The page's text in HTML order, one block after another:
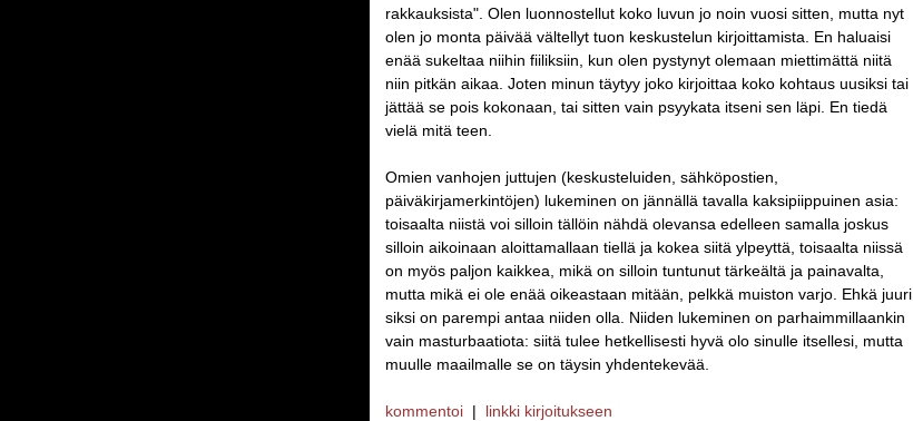
rakkauksista". Olen luonnostellut koko luvun jo noin vuosi sitten, mutta nyt
olen jo monta päivää vältellyt tuon keskustelun kirjoittamista. En haluaisi
enää sukeltaa niihin fiiliksiin, kun olen pystynyt olemaan miettimättä niitä
niin pitkän aikaa. Joten minun täytyy joko kirjoittaa koko kohtaus uusiksi tai
jättää se pois kokonaan, tai sitten vain psyykata itseni sen läpi. En tiedä
vielä mitä teen.
Omien vanhojen juttujen (keskusteluiden, sähköpostien,
päiväkirjamerkintöjen) lukeminen on jännällä tavalla kaksipiippuinen asia:
toisaalta niistä voi silloin tällöin nähdä olevansa edelleen samalla joskus
silloin aikoinaan aloittamallaan tiellä ja kokea siitä ylpeyttä, toisaalta niissä
on myös paljon kaikkea, mikä on silloin tuntunut tärkeältä ja painavalta,
mutta mikä ei ole enää oikeastaan mitään, pelkkä muiston varjo. Ehkä juuri
siksi on parempi antaa niiden olla. Niiden lukeminen on parhaimmillaankin
vain masturbaatiota: siitä tulee hetkellisesti hyvä olo sinulle itsellesi, mutta
muulle maailmalle se on täysin yhdentekevää.
kommentoi | linkki kirjoitukseen